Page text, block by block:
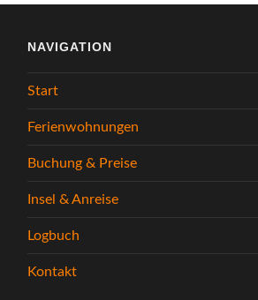
NAVIGATION
Start
Ferienwohnungen
Buchung & Preise
Insel & Anreise
Logbuch
Kontakt